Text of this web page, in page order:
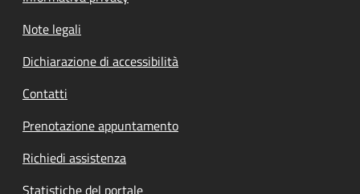
Note legali
Dichiarazione di accessibilità
Contatti
Prenotazione appuntamento
Richiedi assistenza
Statistiche del portale